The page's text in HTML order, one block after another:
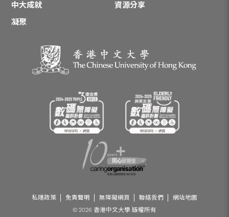
中大成就
資源分享
凝聚
私隱政策 免責聲明 無障礙網頁 聯絡我們
網站地圖
© 2026 香港中文大學 版權所有